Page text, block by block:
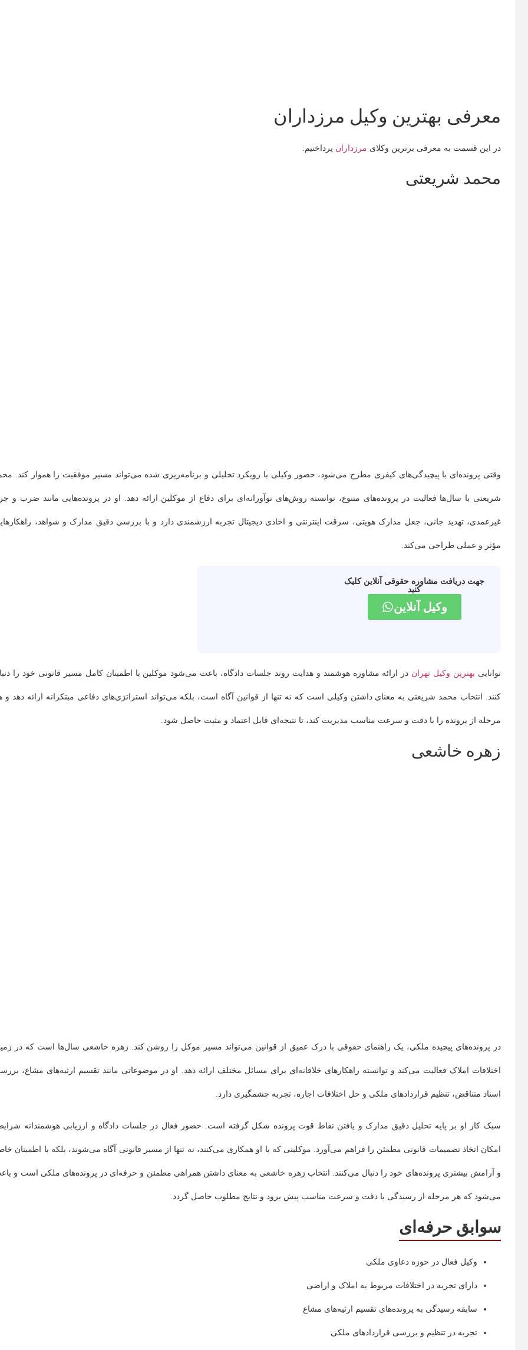
معرفی بهترین وکیل مرزداران
در این قسمت به معرفی برترین وکلای مرزداران پرداختیم:
محمد شریعتی
وقتی پرونده‌ای با پیچیدگی‌های کیفری مطرح می‌شود، حضور وکیلی با رویکرد تحلیلی و برنامه‌ریزی شده می‌تواند مسیر موفقیت را هموار کند.
شریعتی با سال‌ها فعالیت در پرونده‌های متنوع، توانسته روش‌های نوآورانه‌ای برای دفاع از موکلین ارائه دهد. او در پرونده‌هایی مانند ضرب و
غیرعمدی، تهدید جانی، جعل مدارک هویتی، سرقت اینترنتی و اخاذی دیجیتال تجربه ارزشمندی دارد و با بررسی دقیق مدارک و شواهد،
مؤثر و عملی طراحی می‌کند.
جهت دریافت مشاوره حقوقی آنلاین کلیک
کنید
وکیل آنلاین
توانایی بهترین وکیل تهران در ارائه مشاوره هوشمند و هدایت روند جلسات دادگاه، باعث می‌شود موکلین با اطمینان کامل مسیر قانونی خود را
کنند. انتخاب محمد شریعتی به معنای داشتن وکیلی است که نه تنها از قوانین آگاه است، بلکه می‌تواند استراتژی‌های دفاعی مبتکرانه ارائه دهد و
مرحله از پرونده را با دقت و سرعت مناسب مدیریت کند، تا نتیجه‌ای قابل اعتماد و مثبت حاصل شود.
زهره خاشعی
در پرونده‌های پیچیده ملکی، یک راهنمای حقوقی با درک عمیق از قوانین می‌تواند مسیر موکل را روشن کند. زهره خاشعی سال‌ها است که در
اختلافات املاک فعالیت می‌کند و توانسته راهکارهای خلاقانه‌ای برای مسائل مختلف ارائه دهد. او در موضوعاتی مانند تقسیم ارثیه‌های مشاع،
اسناد متناقض، تنظیم قراردادهای ملکی و حل اختلافات اجاره، تجربه چشمگیری دارد.
سبک کار او بر پایه تحلیل دقیق مدارک و یافتن نقاط قوت پرونده شکل گرفته است. حضور فعال در جلسات دادگاه و ارزیابی هوشمندانه
امکان اتخاذ تصمیمات قانونی مطمئن را فراهم می‌آورد. موکلینی که با او همکاری می‌کنند، نه تنها از مسیر قانونی آگاه می‌شوند، بلکه با اطمینان
و آرامش بیشتری پرونده‌های خود را دنبال می‌کنند. انتخاب زهره خاشعی به معنای داشتن همراهی مطمئن و حرفه‌ای در پرونده‌های ملکی است و
می‌شود که هر مرحله از رسیدگی با دقت و سرعت مناسب پیش برود و نتایج مطلوب حاصل گردد.
سوابق حرفه‌ای
وکیل فعال در حوزه دعاوی ملکی
دارای تجربه در اختلافات مربوط به املاک و اراضی
سابقه رسیدگی به پرونده‌های تقسیم ارثیه‌های مشاع
تجربه در تنظیم و بررسی قراردادهای ملکی